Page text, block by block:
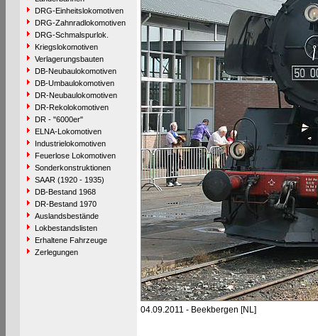
DRG-Einheitslokomotiven
DRG-Zahnradlokomotiven
DRG-Schmalspurlok.
Kriegslokomotiven
Verlagerungsbauten
DB-Neubaulokomotiven
DB-Umbaulokomotiven
DR-Neubaulokomotiven
DR-Rekolokomotiven
DR - "6000er"
ELNA-Lokomotiven
Industrielokomotiven
Feuerlose Lokomotiven
Sonderkonstruktionen
SAAR (1920 - 1935)
DB-Bestand 1968
DR-Bestand 1970
Auslandsbestände
Lokbestandslisten
Erhaltene Fahrzeuge
Zerlegungen
04.09.2011 - Beekbergen [NL]